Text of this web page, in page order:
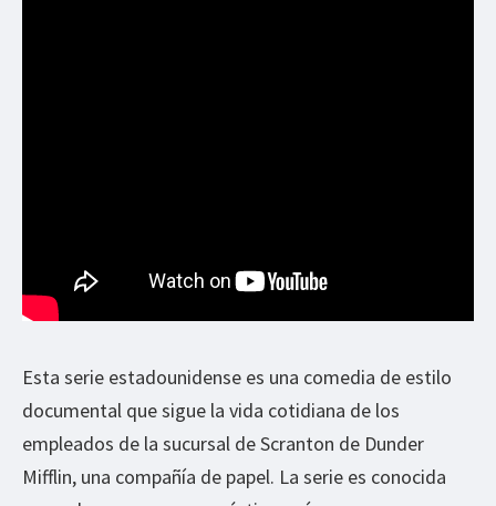
Esta serie estadounidense es una comedia de estilo
documental que sigue la vida cotidiana de los
empleados de la sucursal de Scranton de Dunder
Mifflin, una compañía de papel. La serie es conocida